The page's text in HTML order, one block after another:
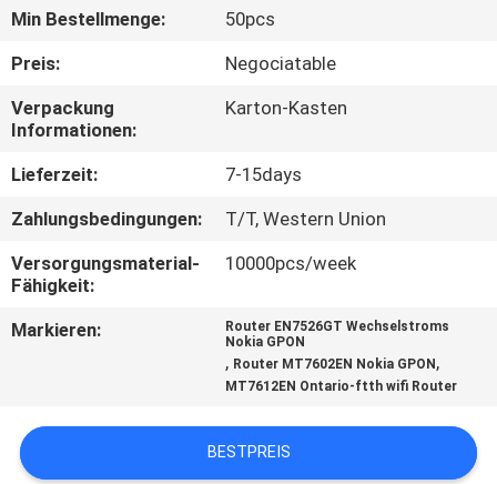
QUALITÄTSKONTROLLE
TRETEN
SIE
MIT
UNS
VERBINDUNG
EIN
ZITAT
Min Bestellmenge:
50pcs
Preis:
Negociatable
Verpackung
Informationen:
Karton-Kasten
Lieferzeit:
7-15days
Zahlungsbedingungen:
T/T, Western Union
Versorgungsmaterial-
Fähigkeit:
10000pcs/week
Markieren:
Router EN7526GT Wechselstroms
Nokia GPON
, Router MT7602EN Nokia GPON ,
MT7612EN Ontario-ftth wifi Router
BESTPREIS